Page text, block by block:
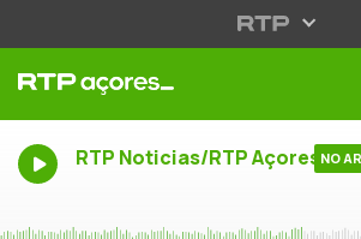
RTP Noticias/RTP Açores NO AR